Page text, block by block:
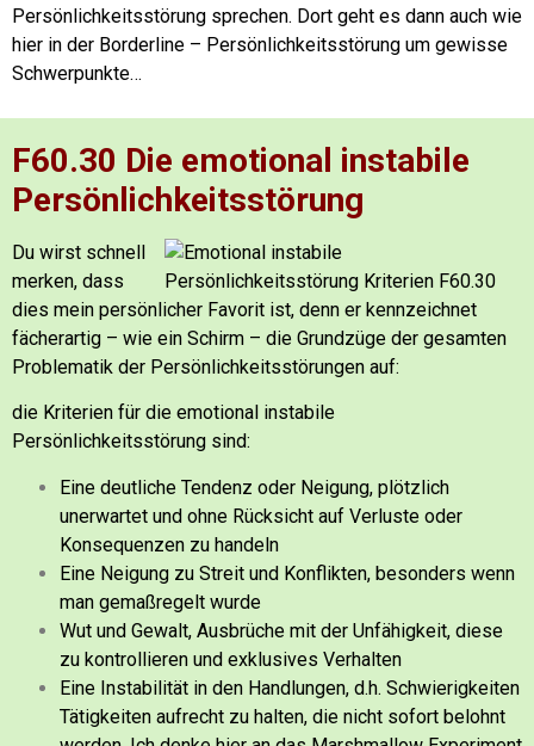
Persönlichkeitsstörung sprechen. Dort geht es dann auch wie
hier in der Borderline – Persönlichkeitsstörung um gewisse
Schwerpunkte…
F60.30 Die emotional instabile
Persönlichkeitsstörung
Du wirst schnell
merken, dass
dies mein persönlicher Favorit ist, denn er kennzeichnet
fächerartig – wie ein Schirm – die Grundzüge der gesamten
Problematik der Persönlichkeitsstörungen auf:
die Kriterien für die emotional instabile
Persönlichkeitsstörung sind:
Eine deutliche Tendenz oder Neigung, plötzlich
unerwartet und ohne Rücksicht auf Verluste oder
Konsequenzen zu handeln
Eine Neigung zu Streit und Konflikten, besonders wenn
man gemaßregelt wurde
Wut und Gewalt, Ausbrüche mit der Unfähigkeit, diese
zu kontrollieren und exklusives Verhalten
Eine Instabilität in den Handlungen, d.h. Schwierigkeiten
Tätigkeiten aufrecht zu halten, die nicht sofort belohnt